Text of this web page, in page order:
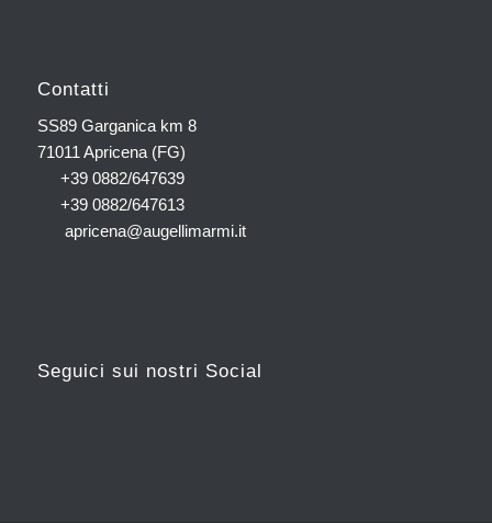
Contatti
SS89 Garganica km 8
71011 Apricena (FG)
+39 0882/647639
+39 0882/647613
apricena@augellimarmi.it
Seguici sui nostri Social